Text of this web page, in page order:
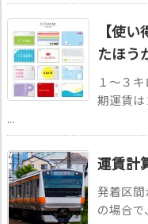
【使
たほう
１～３
期運賃
...
運賃計
発着区
の場合